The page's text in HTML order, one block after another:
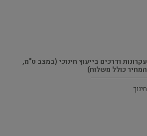
עקרונות ודרכים בייעוץ חינוכי (במצב ט"מ,
המחיר כולל משלוח)
חינוך